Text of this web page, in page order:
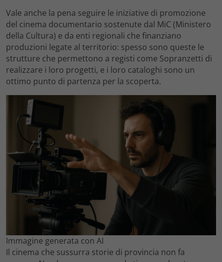
Vale anche la pena seguire le iniziative di promozione
del cinema documentario sostenute dal MiC (Ministero
della Cultura) e da enti regionali che finanziano
produzioni legate al territorio: spesso sono queste le
strutture che permettono a registi come Sopranzetti di
realizzare i loro progetti, e i loro cataloghi sono un
ottimo punto di partenza per la scoperta.
Immagine generata con AI
Il cinema che sussurra storie di provincia non fa